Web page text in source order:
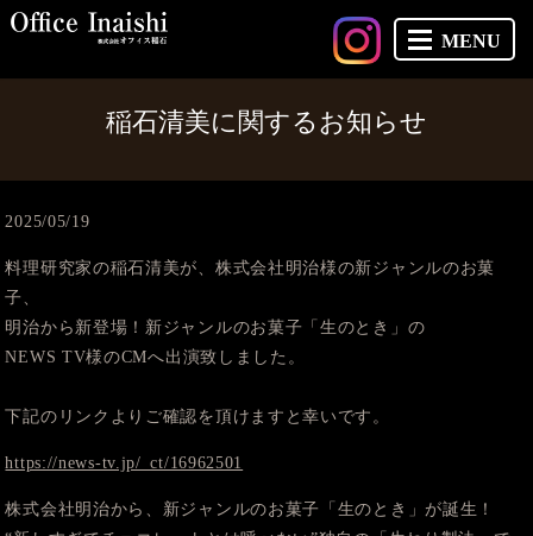
MENU
稲石清美に関するお知らせ
2025/05/19
料理研究家の稲石清美が、株式会社明治様の新ジャンルのお菓
子、
明治から新登場！新ジャンルのお菓子「生のとき」の
NEWS TV様のCMへ出演致しました。
下記のリンクよりご確認を頂けますと幸いです。
https://news-tv.jp/_ct/16962501
株式会社明治から、新ジャンルのお菓子「生のとき」が誕生！